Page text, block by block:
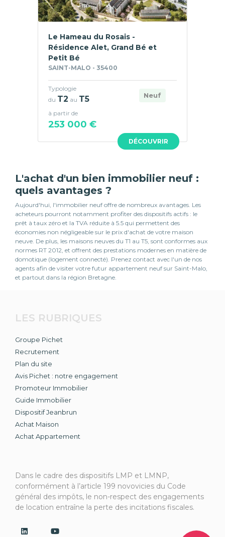
DÉCOUVRIR
Le Hameau du Rosais -
Résidence Alet, Grand Bé et
Petit Bé
SAINT-MALO - 35400
Neuf
Typologie
du T2 au T5
à partir de
253 000 €
L'achat d'un bien immobilier neuf :
quels avantages ?
Aujourd'hui, l'immobilier neuf offre de nombreux avantages. Les
acheteurs pourront notamment profiter des dispositifs actifs : le
prêt à taux zéro et la TVA réduite à 5.5 qui permettent des
économies non négligeable sur le prix d'achat de votre maison
neuve. De plus, les maisons neuves du T1 au T5, sont conformes aux
normes RT 2012, et offrent des prestations modernes en matière de
domotique (logement connecté). Prenez contact avec l'un de nos
agents afin de visiter votre futur appartement neuf sur Saint-Malo,
et partout dans la région Bretagne.
LES RUBRIQUES
Groupe Pichet
Recrutement
Plan du site
Avis Pichet : notre engagement
Promoteur Immobilier
Guide Immobilier
Dispositif Jeanbrun
Achat Maison
Achat Appartement
Dans le cadre des dispositifs LMP et LMNP,
conformément à l’article 199 novovicies du Code
général des impôts, le non-respect des engagements
de location entraîne la perte des incitations fiscales.